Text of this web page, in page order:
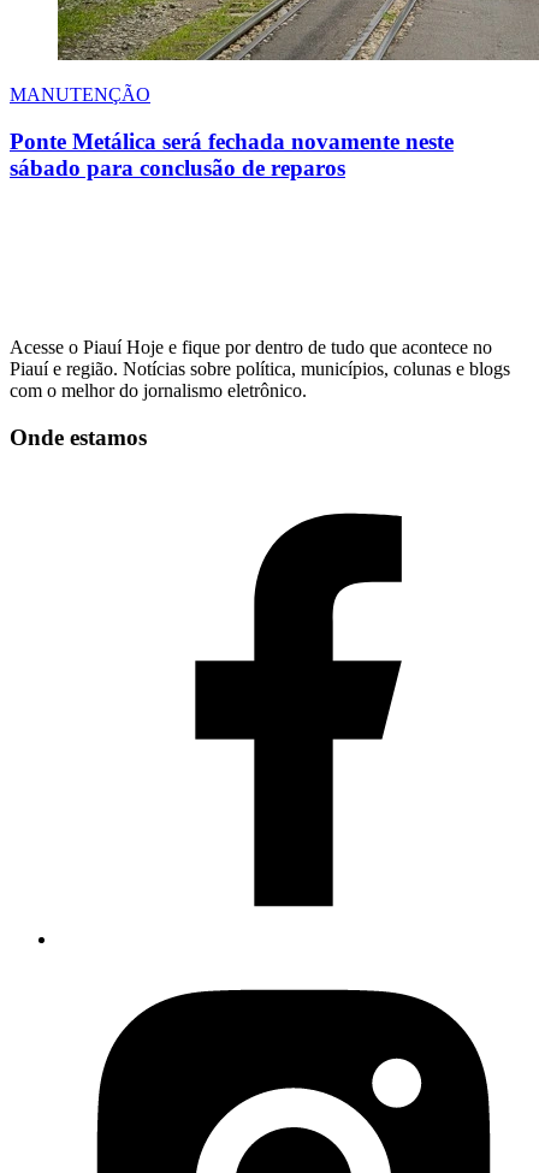
MANUTENÇÃO
Ponte Metálica será fechada novamente neste
sábado para conclusão de reparos
Acesse o Piauí Hoje e fique por dentro de tudo que acontece no
Piauí e região. Notícias sobre política, municípios, colunas e blogs
com o melhor do jornalismo eletrônico.
Onde estamos